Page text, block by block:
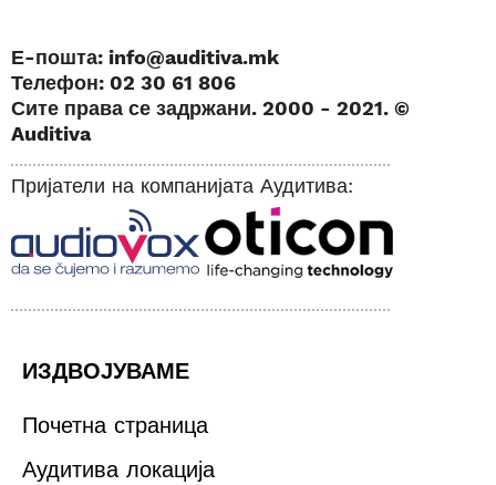
Е-пошта: info@auditiva.mk
Телефон: 02 30 61 806
Сите права се задржани. 2000 - 2021. ©
Auditiva
Пријатели на компанијата Аудитива:
ИЗДВОЈУВАМЕ
Почетна страница
Аудитива локација